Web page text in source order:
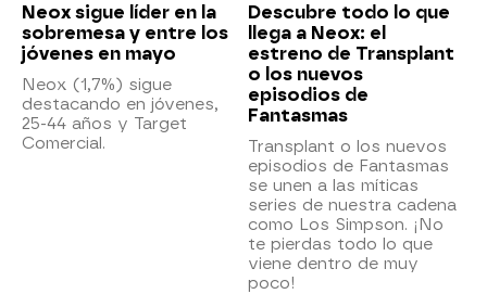
Neox sigue líder en la
sobremesa y entre los
jóvenes en mayo
Neox (1,7%) sigue
destacando en jóvenes,
25-44 años y Target
Comercial.
Descubre todo lo que
llega a Neox: el
estreno de Transplant
o los nuevos
episodios de
Fantasmas
Transplant o los nuevos
episodios de Fantasmas
se unen a las míticas
series de nuestra cadena
como Los Simpson. ¡No
te pierdas todo lo que
viene dentro de muy
poco!